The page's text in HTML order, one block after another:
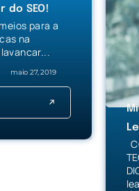
SEO!
para a
na
maio 27, 2019